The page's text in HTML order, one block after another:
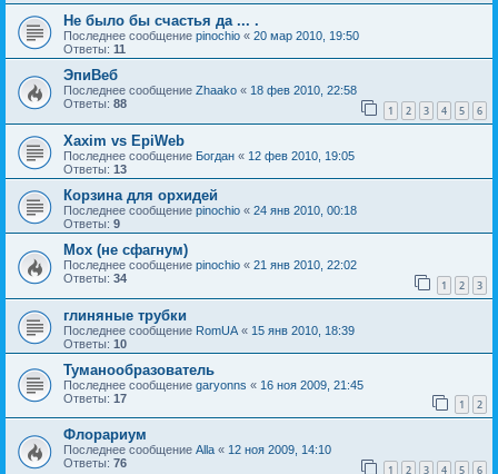
Не было бы счастья да ... .
Последнее сообщение pinochio « 20 мар 2010, 19:50
Ответы: 11
ЭпиВеб
Последнее сообщение Zhaako « 18 фев 2010, 22:58
Ответы: 88 1 2 3 4 5 6
Xaxim vs EpiWeb
Последнее сообщение Богдан « 12 фев 2010, 19:05
Ответы: 13
Корзина для орхидей
Последнее сообщение pinochio « 24 янв 2010, 00:18
Ответы: 9
Мох (не сфагнум)
Последнее сообщение pinochio « 21 янв 2010, 22:02
Ответы: 34 1 2 3
глиняные трубки
Последнее сообщение RomUA « 15 янв 2010, 18:39
Ответы: 10
Туманообразователь
Последнее сообщение garyonns « 16 ноя 2009, 21:45
Ответы: 17 1 2
Флорариум
Последнее сообщение Alla « 12 ноя 2009, 14:10
Ответы: 76 1 2 3 4 5 6